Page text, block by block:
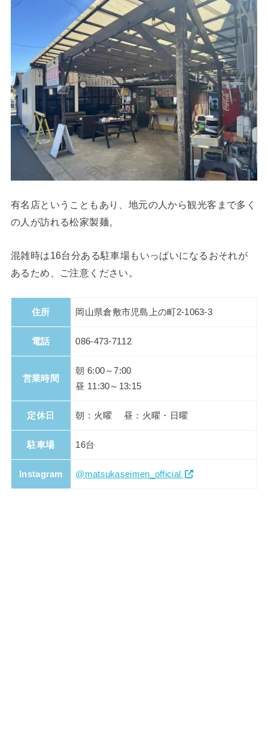
有名店ということもあり、地元の人から観光客まで多く
の人が訪れる松家製麺。
混雑時は16台分ある駐車場もいっぱいになるおそれが
あるため、ご注意ください。
住所 岡山県倉敷市児島上の町2-1063-3
電話 086-473-7112
営業時間
朝 6:00～7:00
昼 11:30～13:15
定休日 朝：火曜 昼：火曜・日曜
駐車場 16台
Instagram @matsukaseimen_official